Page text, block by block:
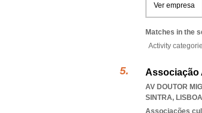
Ver empresa
Matches in the
Activity
Associação
AV DOUTOR
SINTRA, LISBOA
Associações